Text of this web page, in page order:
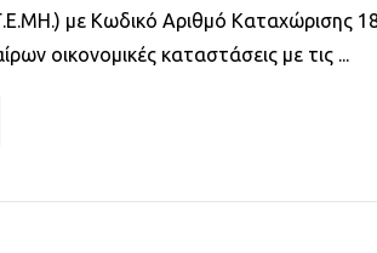
στο
με Κωδικό Αριθμό Καταχώρισης
οικονομικές καταστάσεις με τις ...